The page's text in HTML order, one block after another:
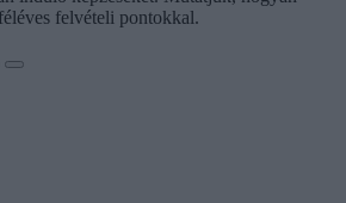
felvételi pontokkal.